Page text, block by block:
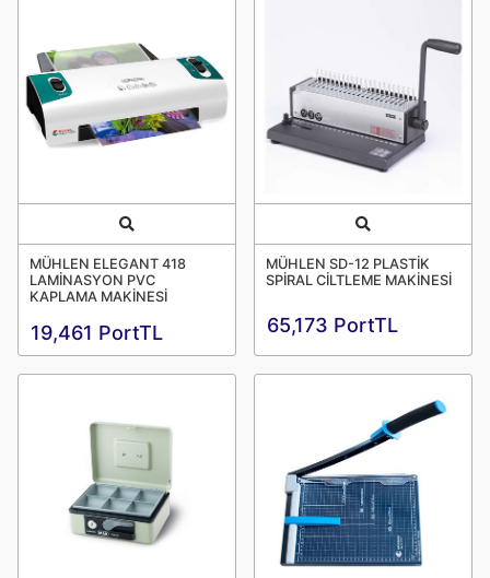
Quick View
MÜHLEN ELEGANT 418
LAMİNASYON PVC
KAPLAMA MAKİNESİ
19,461 PortTL
Quick View
MÜHLEN SD-12 PLASTİK
SPİRAL CİLTLEME MAKİNESİ
65,173 PortTL